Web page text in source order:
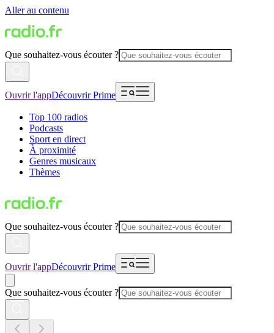
Aller au contenu
Que souhaitez-vous écouter ?
Ouvrir l'appDécouvrir Prime
Top 100 radios
Podcasts
Sport en direct
À proximité
Genres musicaux
Thèmes
Que souhaitez-vous écouter ?
Ouvrir l'appDécouvrir Prime
Que souhaitez-vous écouter ?